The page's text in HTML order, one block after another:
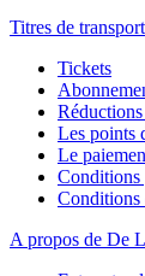
Titres de transport
Tickets
Les points
Le
Conditions
Conditions
A propos de De